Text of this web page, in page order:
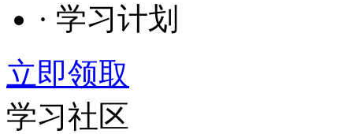
· 学习计划
立即领取
学习社区